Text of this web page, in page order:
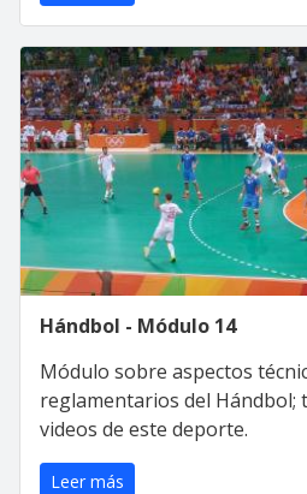
Hándbol - Módulo 14
Módulo sobre aspectos
reglamentarios del Hándbol;
videos de este deporte.
Leer más